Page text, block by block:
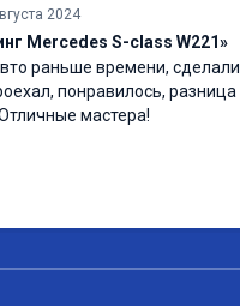
2024
Mercedes S-class W221»
раньше времени, сделали
понравилось, разница
мастера!